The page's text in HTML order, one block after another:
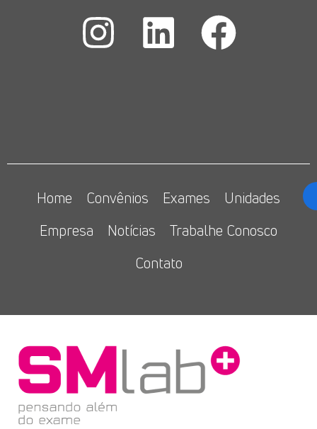
Home Convênios Exames
Unidades
Empresa
Notícias
Trabalhe Conosco
Contato